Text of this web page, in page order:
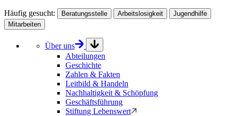
Häufig gesucht: Beratungsstelle Arbeitslosigkeit
Jugendhilfe
Mitarbeiten
Über uns
Abteilungen
Geschichte
Zahlen & Fakten
Leitbild & Handeln
Nachhaltigkeit & Schöpfung
Geschäftsführung
Stiftung Lebenswert